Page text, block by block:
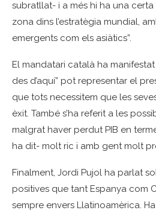
subratllat- i a més hi ha una
zona dins l’estratègia mundial,
emergents com els asiàtics”.
El mandatari català ha manifestat
des d’aquí” pot representar el
que tots necessitem que les
èxit. També s’ha referit a les
malgrat haver perdut PIB en
ha dit- molt ric i amb gent molt
Finalment, Jordi Pujol ha parlat
positives que tant Espanya com
sempre envers Llatinoamèrica.